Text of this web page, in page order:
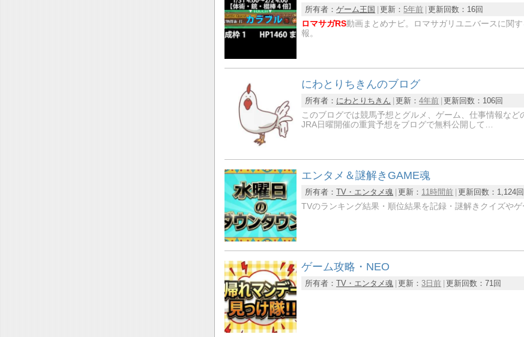
所有者：ゲーム王国 更新：5年前 更新回数： 16回
ロマサガRS動画まとめナビ。ロマサガリユニバースに関
報。
にわとりちきんのブログ
所有者： にわとりちきん 更新：4年前 更新回数： 106回
このブログでは競馬予想とグルメ、ゲーム、仕事情報な
JRA日曜開催の重賞予想をブログで無料公開して…
エンタメ＆謎解きGAME魂
所有者：TV・エンタメ魂 更新： 11時間前 更新回数： 1,124回
TVのランキング結果・順位結果を記録・謎解きクイズや
ゲーム攻略・NEO
所有者：TV・エンタメ魂 更新： 3日前 更新回数：71回